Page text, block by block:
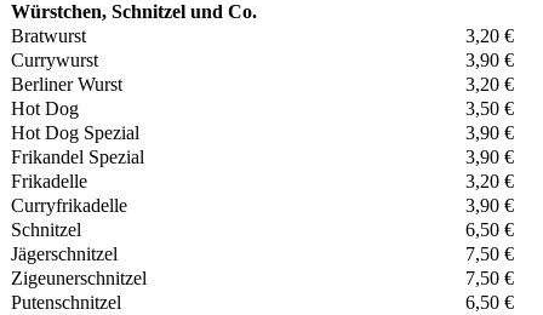
Würstchen, Schnitzel und Co.
Bratwurst
3,20 €
Currywurst
3,90 €
Berliner Wurst
3,20 €
Hot Dog
3,50 €
Hot Dog Spezial
3,90 €
Frikandel Spezial
3,90 €
Frikadelle
3,20 €
Curryfrikadelle
3,90 €
Schnitzel
6,50 €
Jägerschnitzel
7,50 €
Zigeunerschnitzel
7,50 €
Putenschnitzel
6,50 €